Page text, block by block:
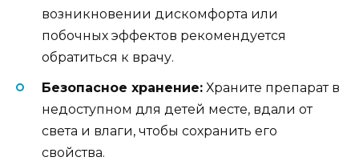
возникновении дискомфорта или
побочных эффектов рекомендуется
обратиться к врачу.
Безопасное хранение: Храните препарат в
недоступном для детей месте, вдали от
света и влаги, чтобы сохранить его
свойства.